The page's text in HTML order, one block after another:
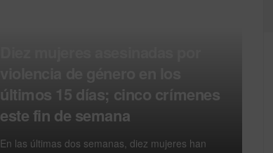
últimos 15 días; cinco crímenes
este fin de semana
En las últimas dos semanas, diez mujeres han